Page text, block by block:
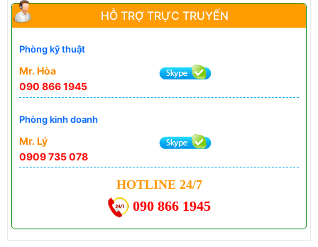
HỖ TRỢ TRỰC TRUYẾN
Phòng kỹ thuật
Mr. Hòa
090 866 1945
Phòng kinh doanh
Mr. Lý
0909 735 078
HOTLINE 24/7
090 866 1945